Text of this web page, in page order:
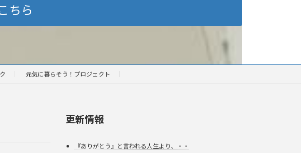
ちら
元気に暮らそう！プロジェクト
更新情報
『ありがとう』と言われる人生より、・・